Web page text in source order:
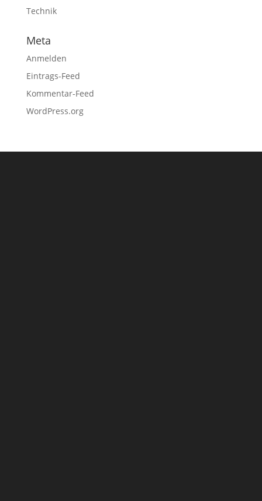
Technik
Meta
Anmelden
Eintrags-Feed
Kommentar-Feed
WordPress.org